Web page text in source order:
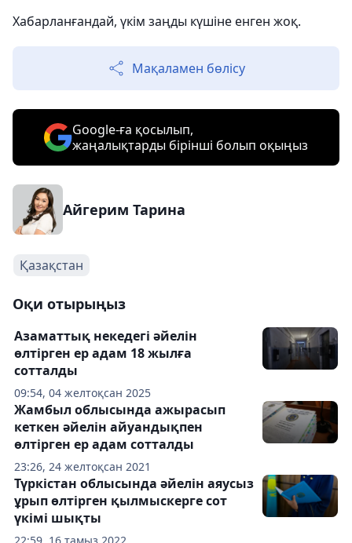
Хабарланғандай, үкім заңды күшіне енген жоқ.
Мақаламен бөлісу
Google-ға қосылып,
жаңалықтарды бірінші болып оқыңыз
Айгерим Тарина
Қазақстан
Оқи отырыңыз
09:54, 04 желтоқсан 2025
Азаматтық некедегі әйелін
өлтірген ер адам 18 жылға
сотталды
23:26, 24 желтоқсан 2021
Жамбыл облысында ажырасып
кеткен әйелін айуандықпен
өлтірген ер адам сотталды
22:59, 16 тамыз 2022
Түркістан облысында әйелін аяусыз
ұрып өлтірген қылмыскерге сот
үкімі шықты